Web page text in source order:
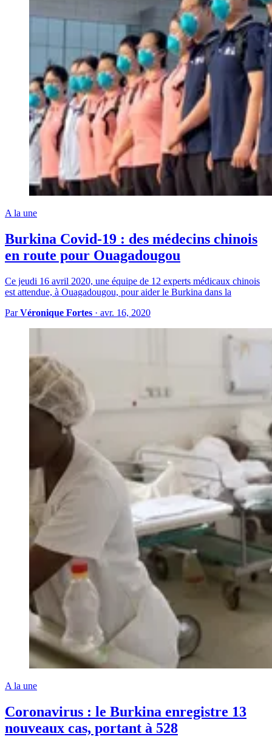
A la une
Burkina Covid-19 : des médecins chinois
en route pour Ouagadougou
Ce jeudi 16 avril 2020, une équipe de 12 experts médicaux chinois
est attendue, à Ouagadougou, pour aider le Burkina dans la
ParVéronique Fortes · avr. 16, 2020
A la une
Coronavirus : le Burkina enregistre 13
nouveaux cas, portant à 528